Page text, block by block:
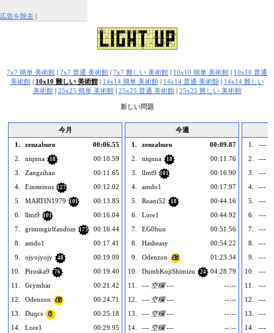
広告を除去 |
7x7 簡単 美術館 7x7 普通 美術館 7x7 難しい 美術館 10x10 簡単 美術館
10x10 普通
美術館| 10x10 難しい 美術館| 14x14 簡単 美術館| 14x14 普通 美術館|
14x14 難しい
美術館| 25x25 簡単 美術館| 25x25 普通 美術館| 25x25 難しい 美術館
新しい問題
今月
1.
zenzaburo
00:06.55
2.
niqnna 18
00:10.59
3.
Zangzihan
00:11.65
4.
Einsteinus 127
00:12.02
5.
MARTIN1979 101
00:13.85
6.
llmt9 101
00:16.04
7.
grimmgirlfandom 173
00:16.44
8.
amdo1
00:17.41
9.
ojyojyojy 48
00:19.09
10.
Piroska9 76
00:19.40
11.
Grymhar
00:21.42
12.
Odenzon 45
00:24.71
13.
Duqcs 6
00:25.18
14.
Lore1
00:29.95
今週
1.
zenzaburo
00:09.87
2.
niqnna 18
00:11.76
3.
llmt9 101
00:16.90
4.
amdo1
00:17.97
5.
Roani52 18
00:44.16
6.
Lore1
00:44.92
7.
EG0hun
00:51.56
8.
Hasheasy
00:54.22
9.
Odenzon 45
01:23.34
10.
DumbKojiShimizu 24
04:28.79
11.
--- 空欄 ---
--:--
12.
--- 空欄 ---
--:--
13.
--- 空欄 ---
--:--
14.
--- 空欄 ---
--:--
1.
---
2.
---
3.
---
4.
---
5.
---
6.
---
7.
---
8.
---
9.
---
10.
---
11.
---
12.
---
13.
---
14.
---